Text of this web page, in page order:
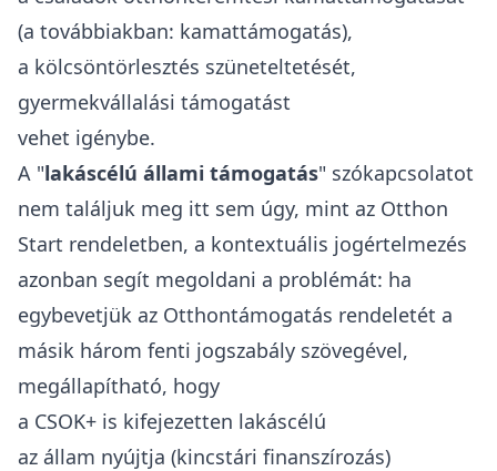
(a továbbiakban: kamattámogatás),
a kölcsöntörlesztés szüneteltetését,
gyermekvállalási támogatást
vehet igénybe.
A "lakáscélú állami támogatás" szókapcsolatot
nem találjuk meg itt sem úgy, mint az Otthon
Start rendeletben, a kontextuális jogértelmezés
azonban segít megoldani a problémát: ha
egybevetjük az Otthontámogatás rendeletét a
másik három fenti jogszabály szövegével,
megállapítható, hogy
a CSOK+ is kifejezetten lakáscélú
az állam nyújtja (kincstári finanszírozás)